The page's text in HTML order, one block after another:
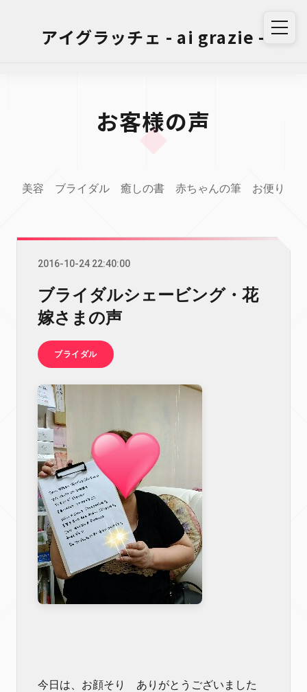
アイグラッチェ - ai grazie -
お客様の声
美容 ブライダル 癒しの書 赤ちゃんの筆 お便り
2016-10-24 22:40:00
ブライダルシェービング・花
嫁さまの声
ブライダル
今日は、お顔そり ありがとうございました